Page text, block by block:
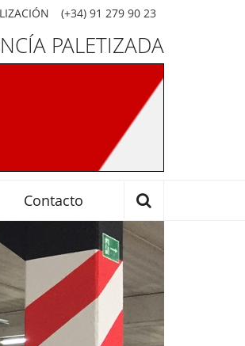
(+34) 91 279 90 23
PALETIZADA
Contacto